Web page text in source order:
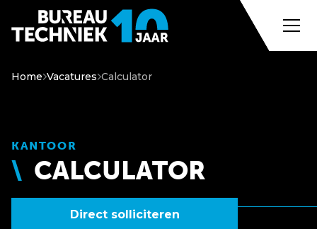
Home Vacatures Calculator
KANTOOR
CALCULATOR
Direct solliciteren